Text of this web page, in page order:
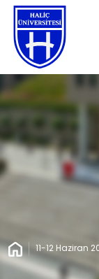
11-12 Haziran